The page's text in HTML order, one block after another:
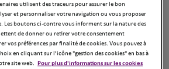
Leaflet| Map ©2026HERE
Itinéraire
utilisent des traceurs pour assurer le bon
et personnaliser votre navigation ou vous proposer
Les boutons ci-contre vous informent sur la nature des
de donner ou retirer votre consentement
vos préférences par finalité de cookies. Vous pouvez à
en cliquant sur l’icône "gestion des cookies" en bas à
site web. Pour plus d'informations sur les cookies